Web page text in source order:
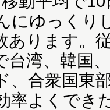
にゆっくり
あります。
台湾、韓国
、合衆国東
率よくでき